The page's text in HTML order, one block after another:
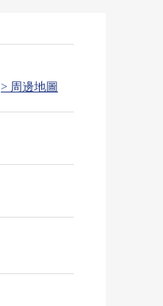
> 周邊地圖